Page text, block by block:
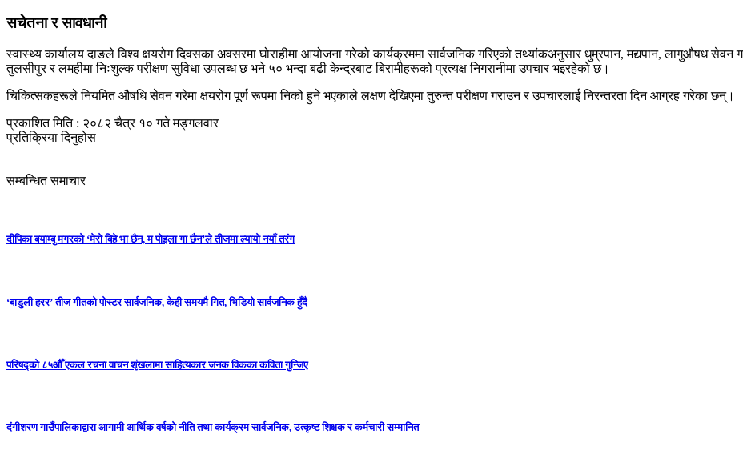
सचेतना र सावधानी
स्वास्थ्य कार्यालय दाङले विश्व क्षयरोग दिवसका अवसरमा घोराहीमा आयोजना गरेको कार्यक्रममा सार्वजनिक गरिएको तथ्यांकअनुसार धुम्रपान, मद्यपान, लागुऔषध सेवन
तुलसीपुर र लमहीमा निःशुल्क परीक्षण सुविधा उपलब्ध छ भने ५० भन्दा बढी केन्द्रबाट बिरामीहरूको प्रत्यक्ष निगरानीमा उपचार भइरहेको छ।
चिकित्सकहरूले नियमित औषधि सेवन गरेमा क्षयरोग पूर्ण रूपमा निको हुने भएकाले लक्षण देखिएमा तुरुन्त परीक्षण गराउन र उपचारलाई निरन्तरता दिन आग्रह गरेका छन्।
प्रकाशित मिति : २०८२ चैत्र १० गते मङ्गलवार
प्रतिक्रिया दिनुहोस
सम्बन्धित समाचार
दीपिका बयाम्बु मगरको ‘मेरो बिहे भा छैन, म पोइला गा छैन’ले तीजमा ल्यायो नयाँ तरंग
‘बाडुली हरर’ तीज गीतको पोस्टर सार्वजनिक, केही समयमै गित, भिडियो सार्वजनिक हुँदै
परिषद्को ८५औँ एकल रचना वाचन शृंखलामा साहित्यकार जनक विकका कविता गुन्जिए
दंगीशरण गाउँपालिकाद्वारा आगामी आर्थिक वर्षको नीति तथा कार्यक्रम सार्वजनिक, उत्कृष्ट शिक्षक र कर्मचारी सम्मानित